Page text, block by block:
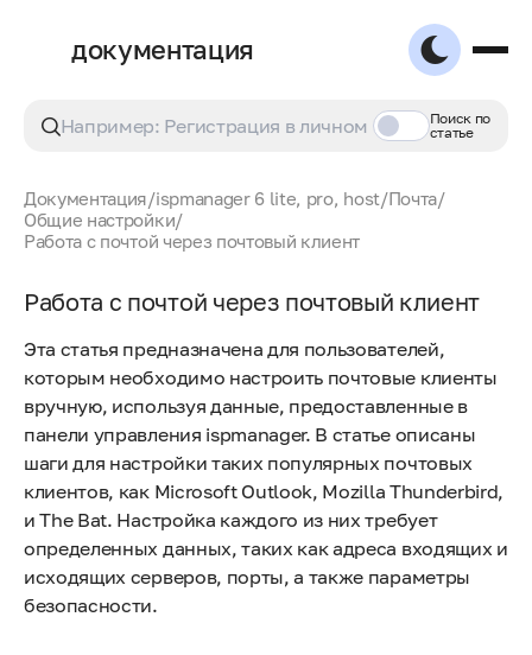
документация
Поиск по
статье
Документация/ispmanager 6 lite, pro, host/Почта/
Общие настройки/
Работа с почтой через почтовый клиент
Работа с почтой через почтовый клиент
Эта статья предназначена для пользователей,
которым необходимо настроить почтовые клиенты
вручную, используя данные, предоставленные в
панели управления ispmanager. В статье описаны
шаги для настройки таких популярных почтовых
клиентов, как Microsoft Outlook, Mozilla Thunderbird,
и The Bat. Настройка каждого из них требует
определенных данных, таких как адреса входящих и
исходящих серверов, порты, а также параметры
безопасности.